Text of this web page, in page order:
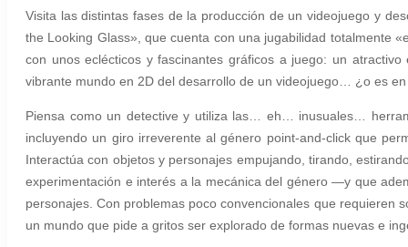
Visita las distintas fases de la producción de un videojuego y
the Looking Glass», que cuenta con una jugabilidad totalmente
con unos eclécticos y fascinantes gráficos a juego: un
vibrante mundo en 2D del desarrollo de un videojuego… ¿o es
Piensa como un detective y utiliza las… eh… inusuales…
incluyendo un giro irreverente al género point-and-click que
Interactúa con objetos y personajes empujando, tirando,
experimentación e interés a la mecánica del género —y que
personajes. Con problemas poco convencionales que requieren
un mundo que pide a gritos ser explorado de formas nuevas e